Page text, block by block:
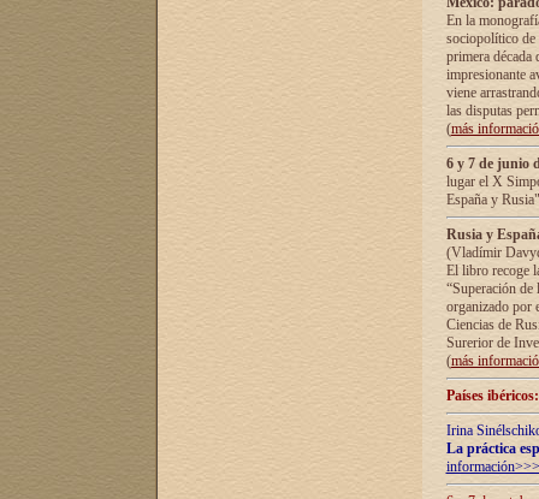
En la
sociopolítico de
primera década
impresionante
viene
las disputas
(más
6 y 7 de junio
lugar el X
España y
Rusia y
(Vladímir
El libro recoge
“Superación
organizado por
Ciencias de
Surerior de
(más
Países
Irina
La práctica
información>>>